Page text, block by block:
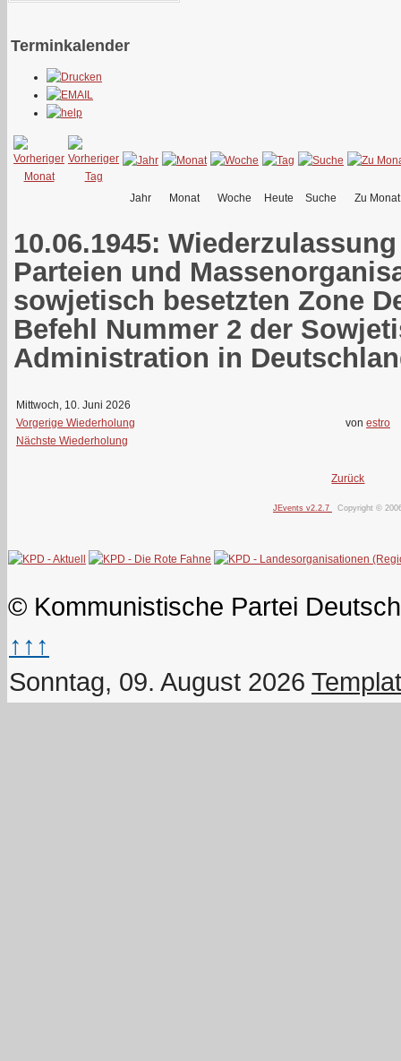
Terminkalender
Jahr Monat Woche Heute Suche Zu Monat
10.06.1945:
Parteien und
sowjetisch besetzten Zone
Befehl Nummer 2 der
Administration in
Mittwoch, 10. Juni 2026
Vorgerige Wiederholung
Nächste Wiederholung
von estro
Zurück
JEvents v2.2.7 Copyright ©
© Kommunistische Partei
↑↑↑
Sonntag, 09. August 2026